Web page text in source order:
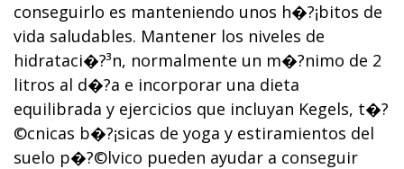
conseguirlo es manteniendo unos h�?¡bitos de
vida saludables. Mantener los niveles de
hidrataci�?³n, normalmente un m�?­nimo de 2
litros al d�?­a e incorporar una dieta
equilibrada y ejercicios que incluyan Kegels, t�?
©cnicas b�?¡sicas de yoga y estiramientos del
suelo p�?©lvico pueden ayudar a conseguir